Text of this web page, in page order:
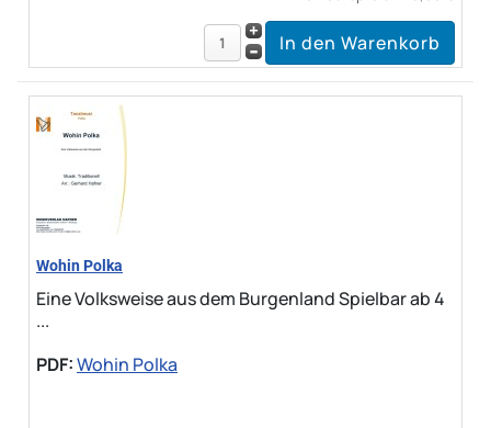
Wohin Polka
Eine Volksweise aus dem Burgenland Spielbar ab 4
...
PDF:Wohin Polka